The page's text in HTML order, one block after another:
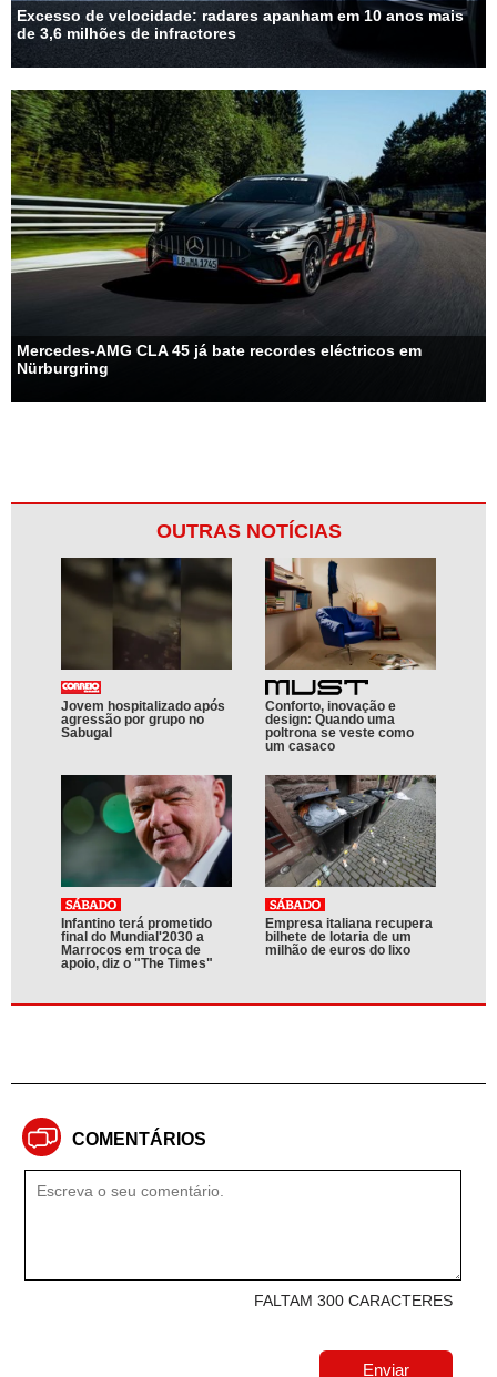
Excesso de velocidade: radares apanham em 10 anos mais
de 3,6 milhões de infractores
Mercedes-AMG CLA 45 já bate recordes eléctricos em
Nürburgring
OUTRAS NOTÍCIAS
Jovem hospitalizado após
agressão por grupo no
Sabugal
Conforto, inovação e
design: Quando uma
poltrona se veste como
um casaco
Infantino terá prometido
final do Mundial'2030 a
Marrocos em troca de
apoio, diz o "The Times"
Empresa italiana recupera
bilhete de lotaria de um
milhão de euros do lixo
COMENTÁRIOS
FALTAM 300 CARACTERES